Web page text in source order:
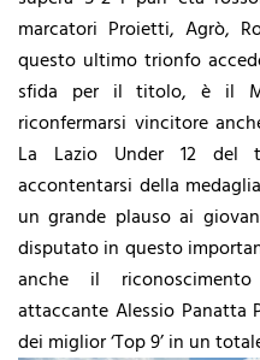
marcatori Proietti, Agrò,
questo ultimo trionfo
sfida per il titolo, è il
riconfermarsi vincitore
La Lazio Under 12 del
accontentarsi della
un grande plauso ai
disputato in questo
anche il
attaccante Alessio
dei miglior ‘Top 9’ in un